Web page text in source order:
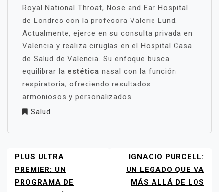
Royal National Throat, Nose and Ear Hospital
de Londres con la profesora Valerie Lund.
Actualmente, ejerce en su consulta privada en
Valencia y realiza cirugías en el Hospital Casa
de Salud de Valencia. Su enfoque busca
equilibrar la estética nasal con la función
respiratoria, ofreciendo resultados
armoniosos y personalizados.
Salud
NAVEGACIÓN
DE
ENTRADAS
PLUS ULTRA
PREMIER: UN
PROGRAMA DE
IGNACIO PURCELL:
UN LEGADO QUE VA
MÁS ALLÁ DE LOS